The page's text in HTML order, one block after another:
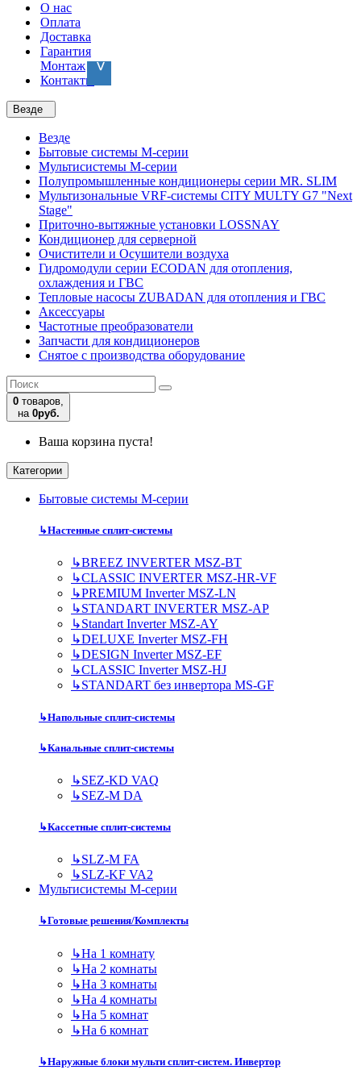
О нас
Оплата
Доставка
Гарантия
Монтаж
Контакты
Везде
Везде
Бытовые системы M-серии
Мультисистемы M-серии
Полупромышленные кондиционеры серии MR. SLIM
Мультизональные VRF-системы CITY MULTY G7 "Next
Stage"
Приточно-вытяжные установки LOSSNAY
Кондиционер для серверной
Очистители и Осушители воздуха
Гидромодули серии ECODAN для отопления,
охлаждения и ГВС
Тепловые насосы ZUBADAN для отопления и ГВС
Аксесcуары
Частотные преобразователи
Запчасти для кондиционеров
Снятое с производства оборудование
0 товаров,
на 0руб.
Ваша корзина пуста!
Категории
Бытовые системы M-серии
↳Настенные сплит-системы
↳BREEZ INVERTER MSZ-BT
↳CLASSIC INVERTER MSZ-HR-VF
↳PREMIUM Inverter MSZ-LN
↳STANDART INVERTER MSZ-AP
↳Standart Inverter MSZ-AY
↳DELUXE Inverter MSZ-FH
↳DESIGN Inverter MSZ-EF
↳CLASSIC Inverter MSZ-HJ
↳STANDART без инвертора MS-GF
↳Напольные сплит-системы
↳Канальные сплит-системы
↳SEZ-KD VAQ
↳SEZ-M DA
↳Кассетные сплит-системы
↳SLZ-M FA
↳SLZ-KF VA2
Мультисистемы M-серии
↳Готовые решения/Комплекты
↳На 1 комнату
↳На 2 комнаты
↳На 3 комнаты
↳На 4 комнаты
↳На 5 комнат
↳На 6 комнат
↳Наружные блоки мульти сплит-систем. Инвертор